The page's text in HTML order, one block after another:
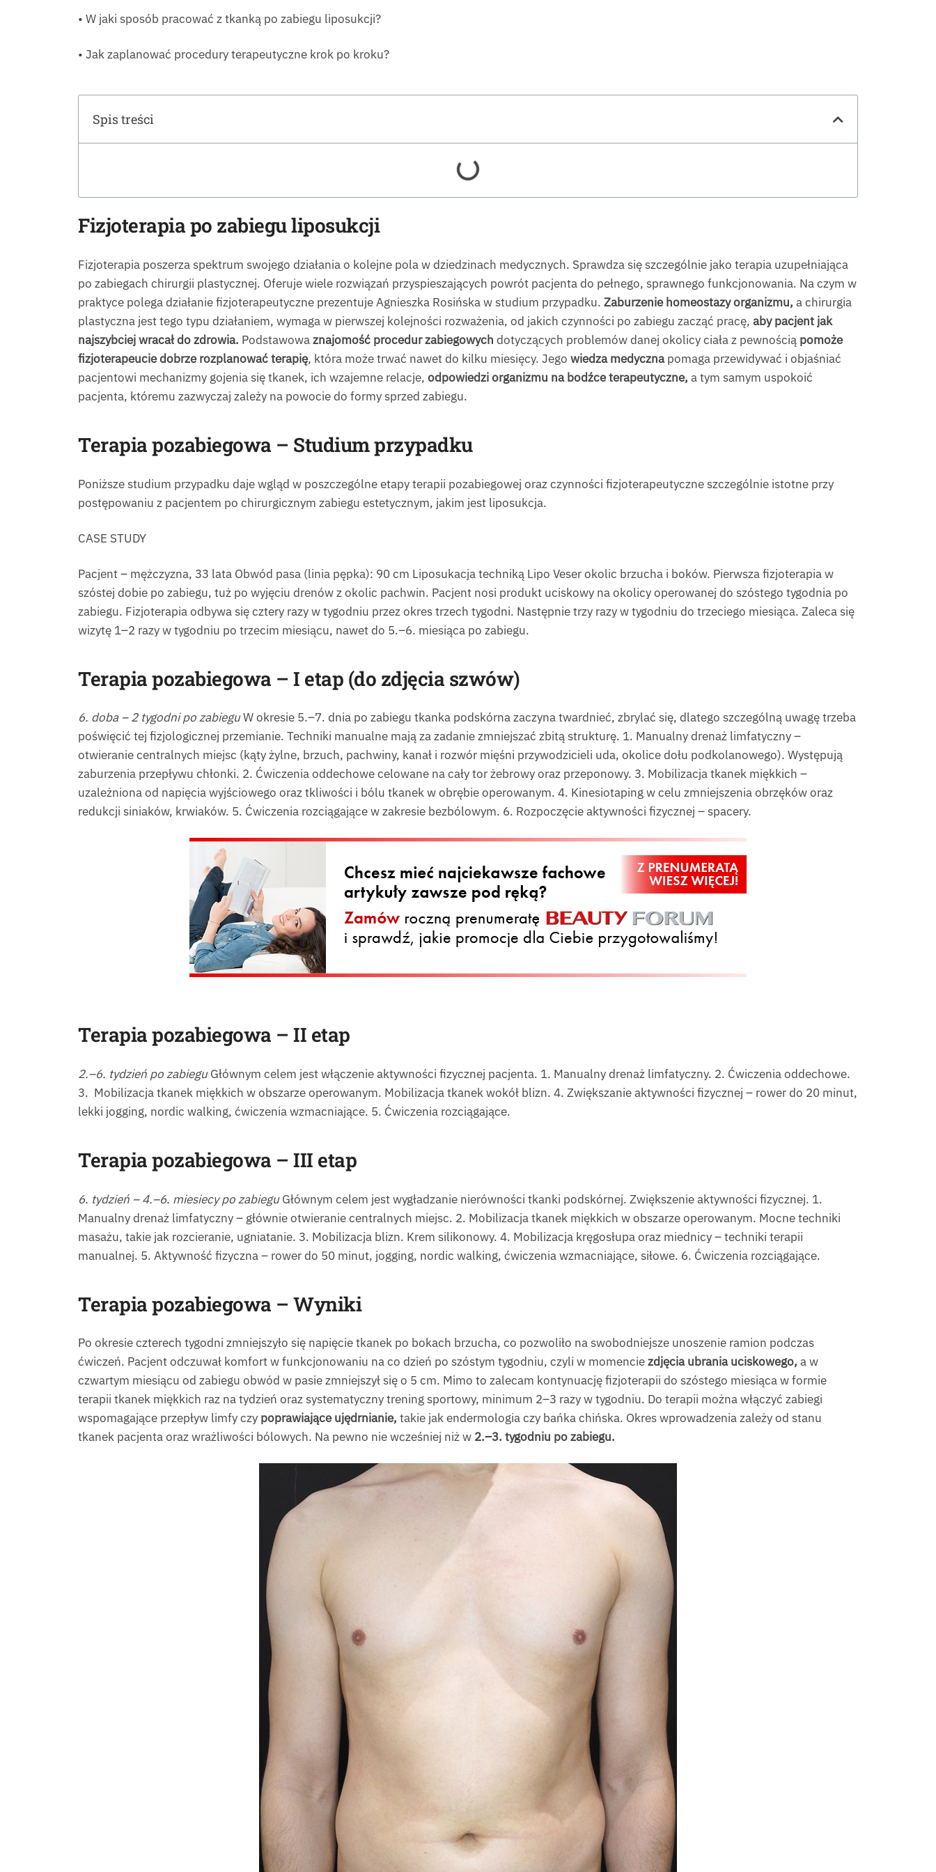
• W jaki sposób pracować z tkanką po zabiegu liposukcji?
• Jak zaplanować procedury terapeutyczne krok po kroku?
Spis treści
Fizjoterapia po zabiegu liposukcji
Fizjoterapia poszerza spektrum swojego działania o kolejne pola w dziedzinach medycznych. Sprawdza się szczególnie jako terapia uzupełniająca
po zabiegach chirurgii plastycznej. Oferuje wiele rozwiązań przyspieszających powrót pacjenta do pełnego, sprawnego funkcjonowania. Na czym w
praktyce polega działanie fizjoterapeutyczne prezentuje Agnieszka Rosińska w studium przypadku. Zaburzenie homeostazy organizmu, a chirurgia
plastyczna jest tego typu działaniem, wymaga w pierwszej kolejności rozważenia, od jakich czynności po zabiegu zacząć pracę, aby pacjent jak
najszybciej wracał do zdrowia. Podstawowaznajomość procedur zabiegowych dotyczących problemów danej okolicy ciała z pewnością pomoże
fizjoterapeucie dobrze rozplanować terapię, która może trwać nawet do kilku miesięcy. Jego wiedza medycznapomaga przewidywać i objaśniać
pacjentowi mechanizmy gojenia się tkanek, ich wzajemne relacje, odpowiedzi organizmu na bodźce terapeutyczne, a tym samym uspokoić
pacjenta, któremu zazwyczaj zależy na powocie do formy sprzed zabiegu.
Terapia pozabiegowa – Studium przypadku
Poniższe studium przypadku daje wgląd w poszczególne etapy terapii pozabiegowej oraz czynności fizjoterapeutyczne szczególnie istotne przy
postępowaniu z pacjentem po chirurgicznym zabiegu estetycznym, jakim jest liposukcja.
CASE STUDY
Pacjent – mężczyzna, 33 lata Obwód pasa (linia pępka): 90 cm Liposukacja techniką Lipo Veser okolic brzucha i boków. Pierwsza fizjoterapia w
szóstej dobie po zabiegu, tuż po wyjęciu drenów z okolic pachwin. Pacjent nosi produkt uciskowy na okolicy operowanej do szóstego tygodnia po
zabiegu. Fizjoterapia odbywa się cztery razy w tygodniu przez okres trzech tygodni. Następnie trzy razy w tygodniu do trzeciego miesiąca. Zaleca się
wizytę 1–2 razy w tygodniu po trzecim miesiącu, nawet do 5.–6. miesiąca po zabiegu.
Terapia pozabiegowa – I etap (do zdjęcia szwów)
6. doba – 2 tygodni po zabieguW okresie 5.–7. dnia po zabiegu tkanka podskórna zaczyna twardnieć, zbrylać się, dlatego szczególną uwagę trzeba
poświęcić tej fizjologicznej przemianie. Techniki manualne mają za zadanie zmniejszać zbitą strukturę. 1. Manualny drenaż limfatyczny –
otwieranie centralnych miejsc (kąty żylne, brzuch, pachwiny, kanał i rozwór mięśni przywodzicieli uda, okolice dołu podkolanowego). Występują
zaburzenia przepływu chłonki. 2. Ćwiczenia oddechowe celowane na cały tor żebrowy oraz przeponowy. 3. Mobilizacja tkanek miękkich –
uzależniona od napięcia wyjściowego oraz tkliwości i bólu tkanek w obrębie operowanym. 4. Kinesiotaping w celu zmniejszenia obrzęków oraz
redukcji siniaków, krwiaków. 5. Ćwiczenia rozciągające w zakresie bezbólowym. 6. Rozpoczęcie aktywności fizycznej – spacery.
Terapia pozabiegowa – II etap
2.–6. tydzień po zabieguGłównym celem jest włączenie aktywności fizycznej pacjenta. 1. Manualny drenaż limfatyczny. 2. Ćwiczenia oddechowe.
3. Mobilizacja tkanek miękkich w obszarze operowanym. Mobilizacja tkanek wokół blizn. 4. Zwiększanie aktywności fizycznej – rower do 20 minut,
lekki jogging, nordic walking, ćwiczenia wzmacniające. 5. Ćwiczenia rozciągające.
Terapia pozabiegowa – III etap
6. tydzień – 4.–6. miesiecy po zabieguGłównym celem jest wygładzanie nierówności tkanki podskórnej. Zwiększenie aktywności fizycznej. 1.
Manualny drenaż limfatyczny – głównie otwieranie centralnych miejsc. 2. Mobilizacja tkanek miękkich w obszarze operowanym. Mocne techniki
masażu, takie jak rozcieranie, ugniatanie. 3. Mobilizacja blizn. Krem silikonowy. 4. Mobilizacja kręgosłupa oraz miednicy – techniki terapii
manualnej. 5. Aktywność fizyczna – rower do 50 minut, jogging, nordic walking, ćwiczenia wzmacniające, siłowe. 6. Ćwiczenia rozciągające.
Terapia pozabiegowa – Wyniki
Po okresie czterech tygodni zmniejszyło się napięcie tkanek po bokach brzucha, co pozwoliło na swobodniejsze unoszenie ramion podczas
ćwiczeń. Pacjent odczuwał komfort w funkcjonowaniu na co dzień po szóstym tygodniu, czyli w momenciezdjęcia ubrania uciskowego, a w
czwartym miesiącu od zabiegu obwód w pasie zmniejszył się o 5 cm. Mimo to zalecam kontynuację fizjoterapii do szóstego miesiąca w formie
terapii tkanek miękkich raz na tydzień oraz systematyczny trening sportowy, minimum 2–3 razy w tygodniu. Do terapii można włączyć zabiegi
wspomagające przepływ limfy czy poprawiające ujędrnianie, takie jak endermologia czy bańka chińska. Okres wprowadzenia zależy od stanu
tkanek pacjenta oraz wrażliwości bólowych. Na pewno nie wcześniej niż w 2.–3. tygodniu po zabiegu.